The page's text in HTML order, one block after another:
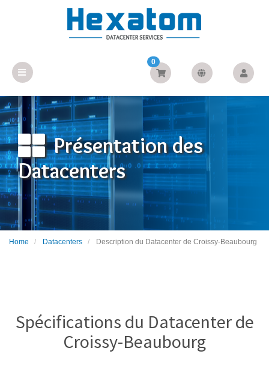
0
Présentation des
Datacenters
Home Datacenters Description du Datacenter de Croissy-Beaubourg
Spécifications du Datacenter de
Croissy-Beaubourg